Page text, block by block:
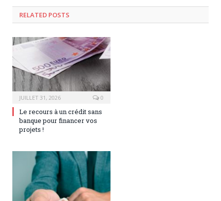
RELATED POSTS
JUILLET 31, 2026 0
Le recours à un crédit sans
banque pour financer vos
projets !